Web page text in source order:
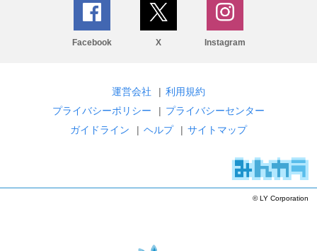
Facebook X Instagram
運営会社 | 利用規約
プライバシーポリシー
| プライバシーセンター
ガイドライン
| ヘルプ | サイトマップ
© LY Corporation